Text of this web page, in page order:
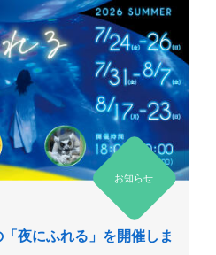
お知らせ
夜にふれる」を開催しま